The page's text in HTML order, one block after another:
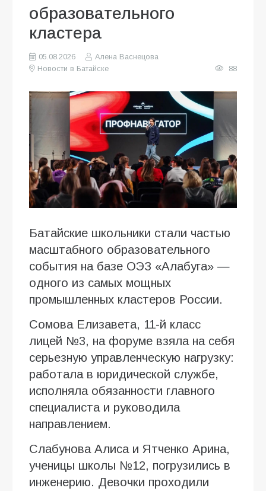
образовательного
кластера
05.08.2026
Алена Васнецова
Новости в Батайске
88
Батайские школьники стали частью
масштабного образовательного
события на базе ОЭЗ «Алабуга» —
одного из самых мощных
промышленных кластеров России.
Сомова Елизавета, 11-й класс
лицей №3, на форуме взяла на себя
серьезную управленческую нагрузку:
работала в юридической службе,
исполняла обязанности главного
специалиста и руководила
направлением.
Слабунова Алиса и Ятченко Арина,
ученицы школы №12, погрузились в
инженерию. Девочки проходили